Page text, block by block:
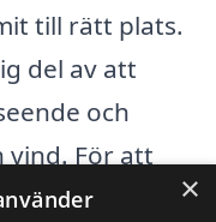
till rätt plats.
del av att
och
vind. För att
vi
×